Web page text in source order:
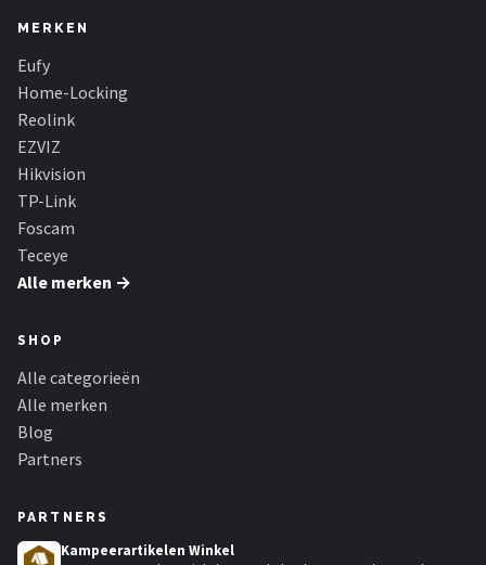
Teceye
Smartwares
ieGeek
Alle merken →
MERKEN
Eufy
Home-Locking
Reolink
EZVIZ
Hikvision
TP-Link
Foscam
Teceye
Alle merken →
SHOP
Alle categorieën
Alle merken
Blog
Partners
PARTNERS
Kampeerartikelen Winkel